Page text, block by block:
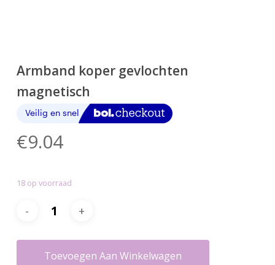
Armband koper gevlochten
magnetisch
€9.04
18 op voorraad
Toevoegen Aan Winkelwagen